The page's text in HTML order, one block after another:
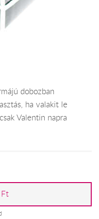
dobozban
ha valakit le
Valentin napra